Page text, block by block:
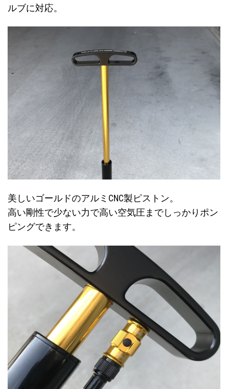
ルブに対応。
美しいゴールドのアルミCNC製ピストン。
高い剛性で少ない力で高い空気圧までしっかりポン
ピングできます。